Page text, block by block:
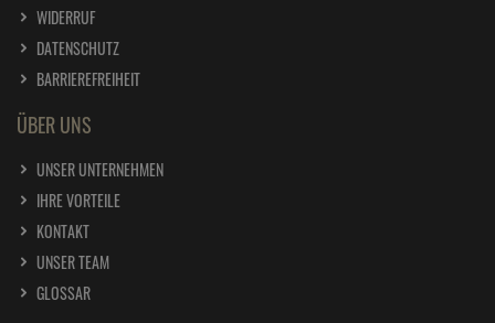
WIDERRUF
DATENSCHUTZ
BARRIEREFREIHEIT
ÜBER UNS
UNSER UNTERNEHMEN
IHRE VORTEILE
KONTAKT
UNSER TEAM
GLOSSAR